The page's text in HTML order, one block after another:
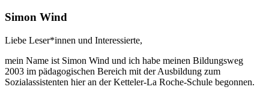
Simon Wind
Liebe Leser*innen und Interessierte,
mein Name ist Simon Wind und ich habe meinen Bildungsweg
2003 im pädagogischen Bereich mit der Ausbildung zum
Sozialassistenten hier an der Ketteler-La Roche-Schule begonnen.